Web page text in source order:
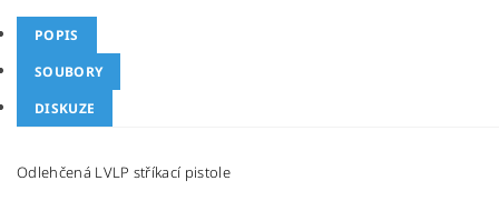
POPIS
SOUBORY
DISKUZE
Odlehčená LVLP stříkací pistole